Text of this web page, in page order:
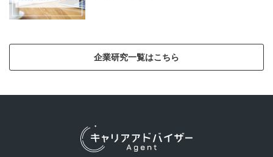
企業研究一覧はこちら